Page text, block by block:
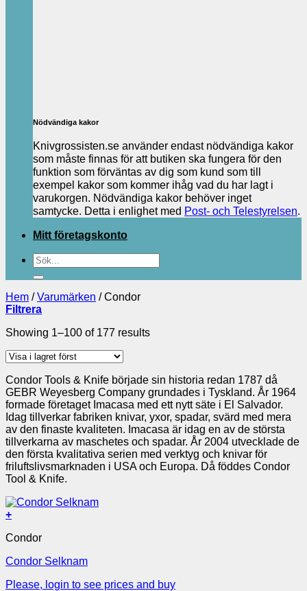
Nödvändiga kakor
Knivgrossisten.se använder endast nödvändiga kakor
som måste finnas för att butiken ska fungera för den
funktion som förväntas av dig som kund som till
exempel kakor som kommer ihåg vad du har lagt i
varukorgen. Nödvändiga kakor behöver inget
samtycke. Detta i enlighet med Post- och Telestyrelsen.
Mitt företagskonto
Sök
efter:
Hem / Varumärken /Condor
Filtrera
Showing 1–100 of 177 results
Condor Tools & Knife började sin historia redan 1787 då
GEBR Weyesberg Company grundades i Tyskland. År 1964
formade företaget Imacasa med ett nytt säte i El Salvador.
Idag tillverkar fabriken knivar, yxor, spadar, svärd med mera
av den finaste kvaliteten. Imacasa är idag en av de största
tillverkarna av maschetes och spadar. År 2004 utvecklade de
den första kvalitativa serien med verktyg och knivar för
friluftslivsmarknaden i USA och Europa. Då föddes Condor
Tool & Knife.
+
Condor
Condor Selknam
Please, login to see prices and buy